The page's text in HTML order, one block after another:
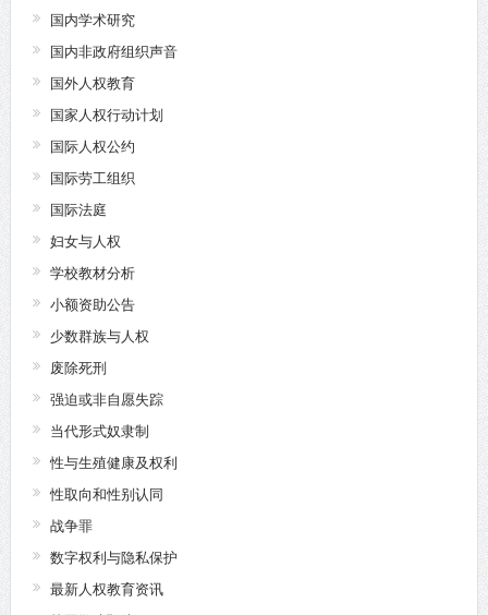
国内学术研究
国内非政府组织声音
国外人权教育
国家人权行动计划
国际人权公约
国际劳工组织
国际法庭
妇女与人权
学校教材分析
小额资助公告
少数群族与人权
废除死刑
强迫或非自愿失踪
当代形式奴隶制
性与生殖健康及权利
性取向和性别认同
战争罪
数字权利与隐私保护
最新人权教育资讯